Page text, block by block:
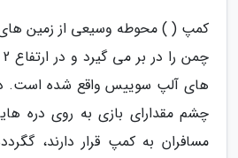
کمپ ( ) محوطه وسیعی از زمین
های آلپ سوییس واقع شده است.
چشم مقدارای بازی به روی دره
مسافران به کمپ قرار دارند،